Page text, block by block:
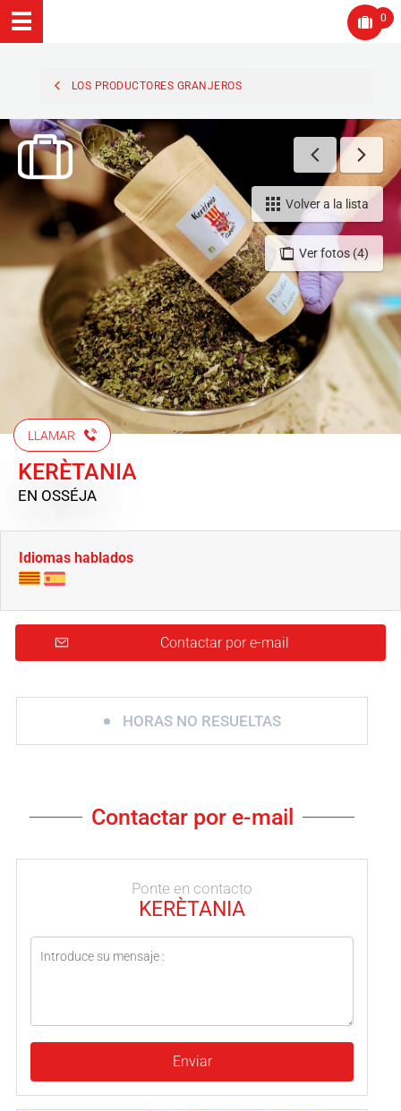
0
LOS PRODUCTORES GRANJEROS
Ver fotos (4)
Volver a la lista
LLAMAR
KERÈTANIA
EN OSSÉJA
Idiomas hablados
Contactar por e-mail
HORAS NO RESUELTAS
Contactar por e-mail
Ponte en contacto
KERÈTANIA
Enviar